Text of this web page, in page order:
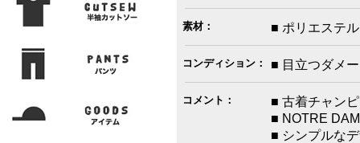
素材： ■ ポリエステル
コンディション： ■ 目立つダメ
コメント：
■ 古着チャン
■ NOTRE
■ シンプルな